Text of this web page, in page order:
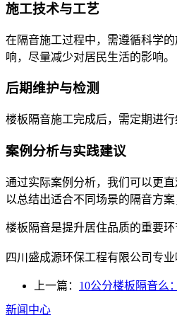
施工技术与工艺
在隔音施工过程中，需遵循科学
响，尽量减少对居民生活的影响。
后期维护与检测
楼板隔音施工完成后，需定期进
案例分析与实践建议
通过实际案例分析，我们可以更
以总结出适合不同场景的隔音方案
楼板隔音是提升居住品质的重要
四川盛成源环保工程有限公司专
上一篇： 10公分楼板隔音么
新闻中心